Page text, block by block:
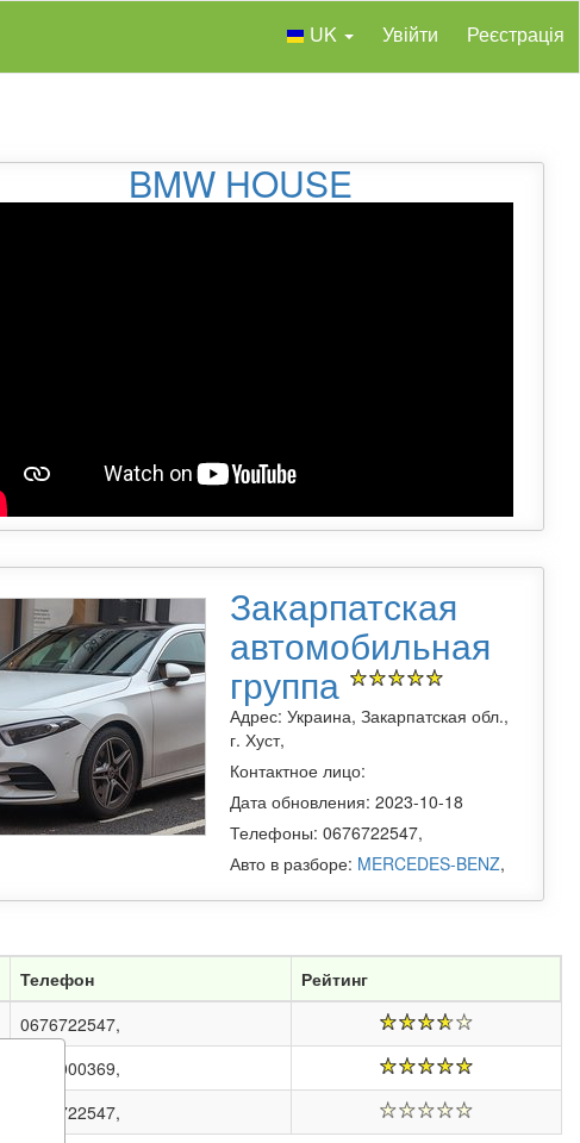
UK Увійти Реєстрація
BMW HOUSE
Закарпатская
автомобильная
группа
Адрес: Украина, Закарпатская обл.,
г. Хуст,
Контактное лицо:
Дата обновления: 2023-10-18
Телефоны: 0676722547,
Авто в разборе: MERCEDES-BENZ,
Телефон
Рейтинг
0676722547,
0687000369,
0676722547,